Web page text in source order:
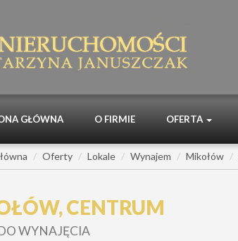
GŁÓWNA O FIRMIE OFERTA
Oferty Lokale Wynajem Mikołów
CENTRUM
WYNAJĘCIA